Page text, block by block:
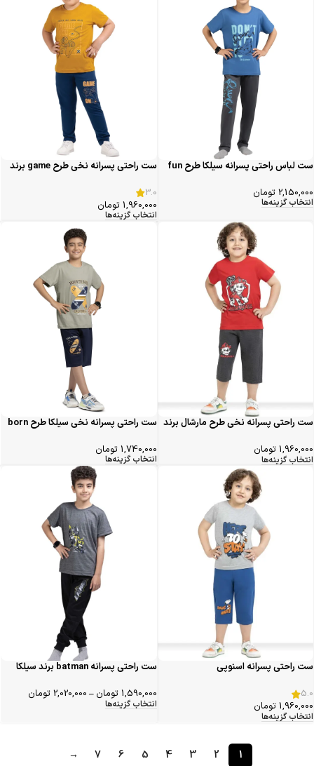
ست لباس راحتی پسرانه سیلکا طرح fun
2,150,000 تومان
انتخاب گزینه‌ها
ست راحتی پسرانه نخی طرح game برند
3.0
1,960,000 تومان
انتخاب گزینه‌ها
ست راحتی پسرانه نخی طرح مارشال برند
1,960,000 تومان
انتخاب گزینه‌ها
ست راحتی پسرانه نخی سیلکا طرح born
1,740,000 تومان
انتخاب گزینه‌ها
ست راحتی پسرانه اسنوپی
5.0
1,960,000 تومان
انتخاب گزینه‌ها
ست راحتی پسرانه batman برند سیلکا
1,590,000 تومان –
2,020,000 تومان
انتخاب گزینه‌ها
1
2
3
4
5
6
7
→